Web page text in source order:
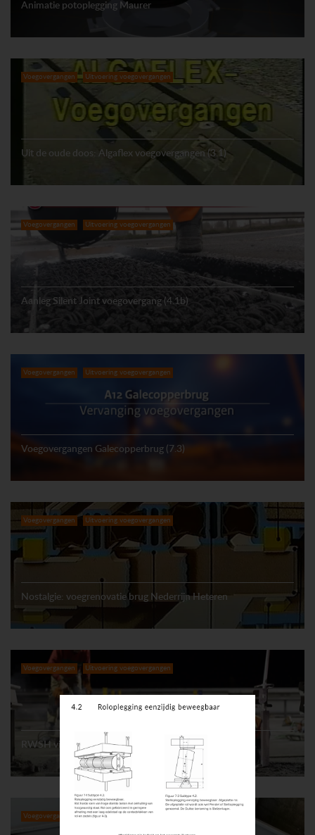
Animatie potoplegging Maurer
Voegovergangen Uitvoering voegovergangen
Uit de oude doos: Algaflex voegovergangen (3.1)
Voegovergangen Uitvoering voegovergangen
Aanleg Silent Joint voegovergang (4.1b)
Voegovergangen Uitvoering voegovergangen
Voegovergangen Galecopperbrug (7.3)
Voegovergangen Uitvoering voegovergangen
Nostalgie: voegrenovatie brug Nederrijn Heteren
Voegovergangen Uitvoering voegovergangen
RWSH vingervoegen A2 Zaltbommel en Vianen (2.1)
Voegovergangen Meetkundig onderzoek